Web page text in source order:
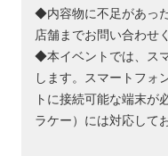
◆内容物に不足があっ
店舗までお問い合わせ
◆本イベントでは、ス
します。スマートフォ
トに接続可能な端末が
ラケー）には対応して